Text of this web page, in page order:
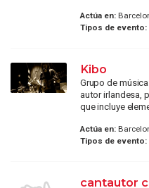
Actúa en:
Tipos de evento:
Kibo
Grupo de
autor irlandesa,
que incluye
Actúa en:
Tipos de evento:
cantautor